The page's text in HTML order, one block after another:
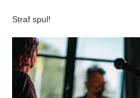
Straf spul!